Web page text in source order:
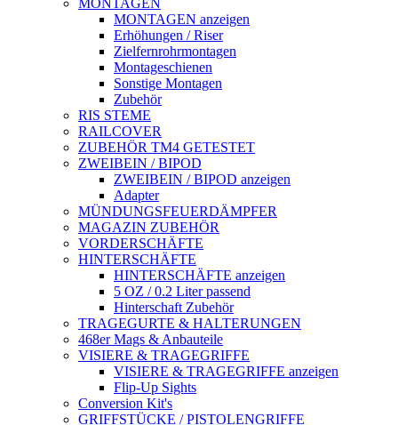
MONTAGEN
MONTAGEN anzeigen
Erhöhungen / Riser
Zielfernrohrmontagen
Montageschienen
Sonstige Montagen
Zubehör
RIS STEME
RAILCOVER
ZUBEHÖR TM4 GETESTET
ZWEIBEIN / BIPOD
ZWEIBEIN / BIPOD anzeigen
Adapter
MÜNDUNGSFEUERDÄMPFER
MAGAZIN ZUBEHÖR
VORDERSCHÄFTE
HINTERSCHÄFTE
HINTERSCHÄFTE anzeigen
5 OZ / 0.2 Liter passend
Hinterschaft Zubehör
TRAGEGURTE & HALTERUNGEN
468er Mags & Anbauteile
VISIERE & TRAGEGRIFFE
VISIERE & TRAGEGRIFFE anzeigen
Flip-Up Sights
Conversion Kit's
GRIFFSTÜCKE / PISTOLENGRIFFE